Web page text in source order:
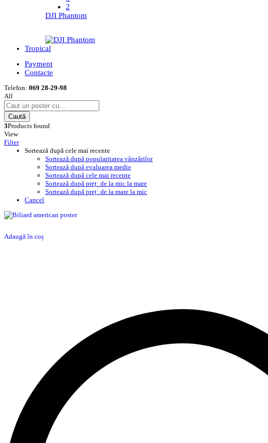
2
DJI Phantom
Tropical
Payment
Contacte
Telefon: 069 28-29-98
All
Caută
3Products found
View
Filter
Sortează după cele mai recente
Sortează după popularitatea vânzărilor
Sortează după evaluarea medie
Sortează după cele mai recente
Sortează după preț: de la mic la mare
Sortează după preț: de la mare la mic
Cancel
Adaugă în coș